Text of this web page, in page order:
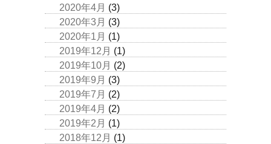
2020年4月 (3)
2020年3月 (3)
2020年1月 (1)
2019年12月 (1)
2019年10月 (2)
2019年9月 (3)
2019年7月 (2)
2019年4月 (2)
2019年2月 (1)
2018年12月 (1)